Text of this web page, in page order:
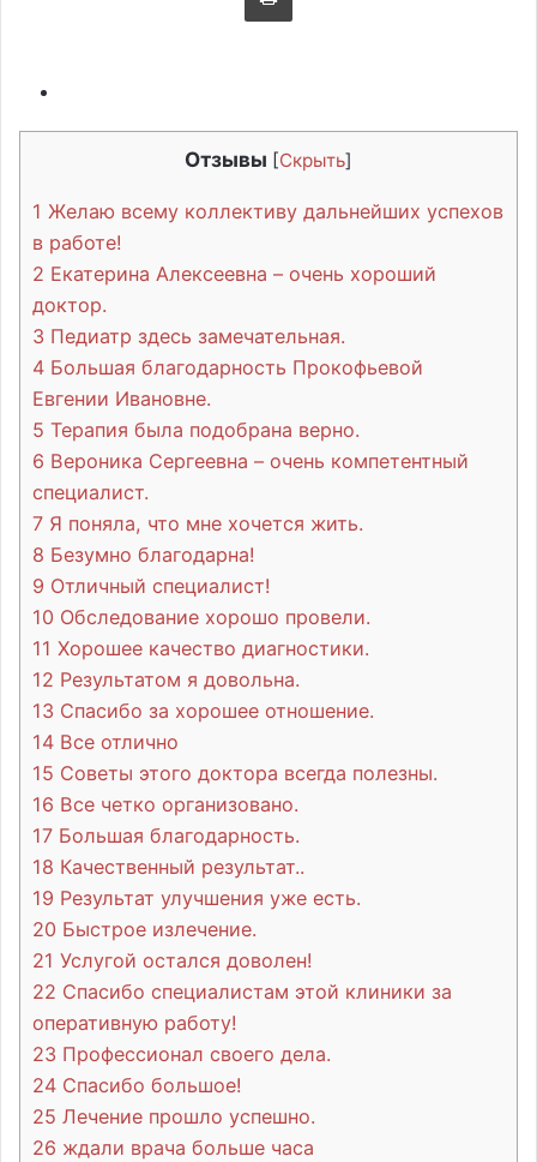
Отзывы [Скрыть]
1 Желаю всему коллективу дальнейших успехов
в работе!
2 Екатерина Алексеевна – очень хороший
доктор.
3 Педиатр здесь замечательная.
4 Большая благодарность Прокофьевой
Евгении Ивановне.
5 Терапия была подобрана верно.
6 Вероника Сергеевна – очень компетентный
специалист.
7 Я поняла, что мне хочется жить.
8 Безумно благодарна!
9 Отличный специалист!
10 Обследование хорошо провели.
11 Хорошее качество диагностики.
12 Результатом я довольна.
13 Спасибо за хорошее отношение.
14 Все отлично
15 Советы этого доктора всегда полезны.
16 Все четко организовано.
17 Большая благодарность.
18 Качественный результат..
19 Результат улучшения уже есть.
20 Быстрое излечение.
21 Услугой остался доволен!
22 Спасибо специалистам этой клиники за
оперативную работу!
23 Профессионал своего дела.
24 Спасибо большое!
25 Лечение прошло успешно.
26 ждали врача больше часа